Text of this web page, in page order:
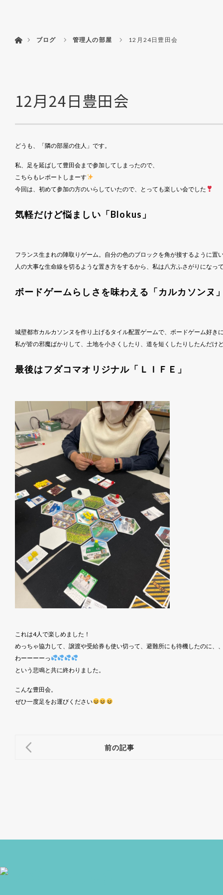
ブログ
管理人の部屋 12月24日豊田会
12月24日豊田会
どうも、「隣の部屋の住人」です。
私、足を延ばして豊田会まで参加してしまったので、
こちらもレポートしまーす
今回は、初めて参加の方のいらしていたので、とっても楽しい会でした
気軽だけど悩ましい「Blokus」
フランス生まれの陣取りゲーム。自分の色のブロックを角が接するように
人の大事な生命線を切るような置き方をするから、私は八方ふさがりになっ
ボードゲームらしさを味わえる「カルカソンヌ
城壁都市カルカソンヌを作り上げるタイル配置ゲームで、ボードゲーム好
私が皆の邪魔ばかりして、土地を小さくしたり、道を短くしたりしたんだけ
最後はフダコマオリジナル「ＬＩＦＥ」
これは4人で楽しめました！
めっちゃ協力して、譲渡や受給券も使い切って、避難所にも待機したのに、
わーーーーっ
という悲鳴と共に終わりました。
こんな豊田会。
ぜひ一度足をお運びください
前の記事